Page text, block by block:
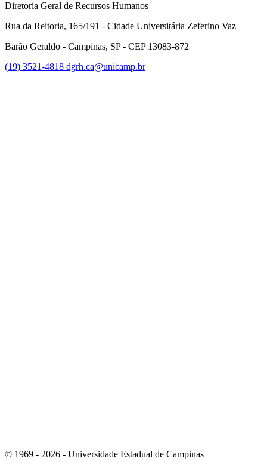
Diretoria Geral de Recursos Humanos
Rua da Reitoria, 165/191 - Cidade Universitária Zeferino Vaz
Barão Geraldo - Campinas, SP - CEP 13083-872
(19) 3521-4818 dgrh.ca@unicamp.br
© 1969 - 2026 - Universidade Estadual de Campinas